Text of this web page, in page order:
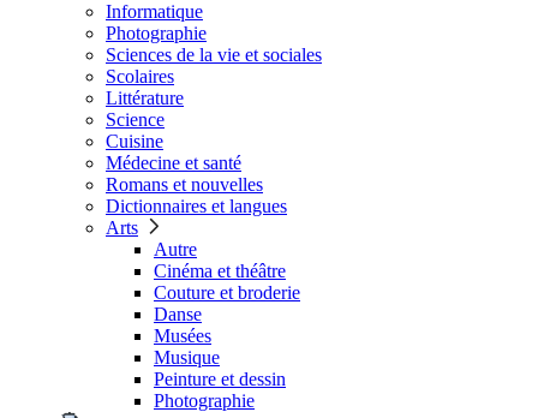
Informatique
Photographie
Sciences de la vie et sociales
Scolaires
Littérature
Science
Cuisine
Médecine et santé
Romans et nouvelles
Dictionnaires et langues
Arts
Autre
Cinéma et théâtre
Couture et broderie
Danse
Musées
Musique
Peinture et dessin
Photographie